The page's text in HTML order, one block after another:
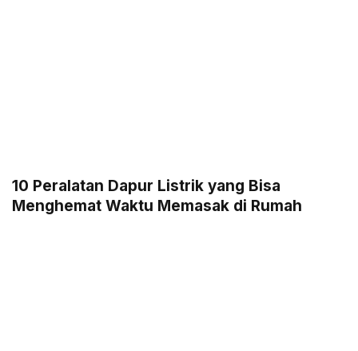
10 Peralatan Dapur Listrik yang Bisa
Menghemat Waktu Memasak di Rumah